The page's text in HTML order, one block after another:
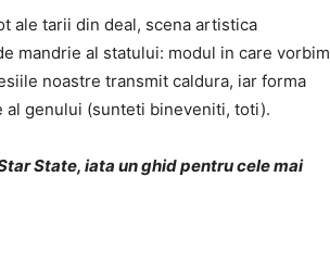
ale tarii din deal, scena artistica
mandrie al statului: modul in care vorbim
noastre transmit caldura, iar forma
al genului (sunteti bineveniti, toti).
State, iata un ghid pentru cele mai